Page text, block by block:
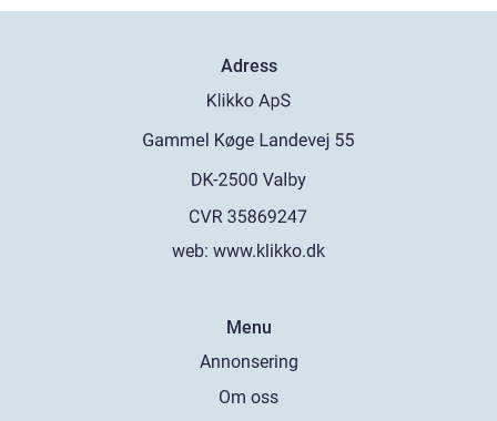
Adress
web: www.klikko.dk
Menu
Annonsering
Om oss